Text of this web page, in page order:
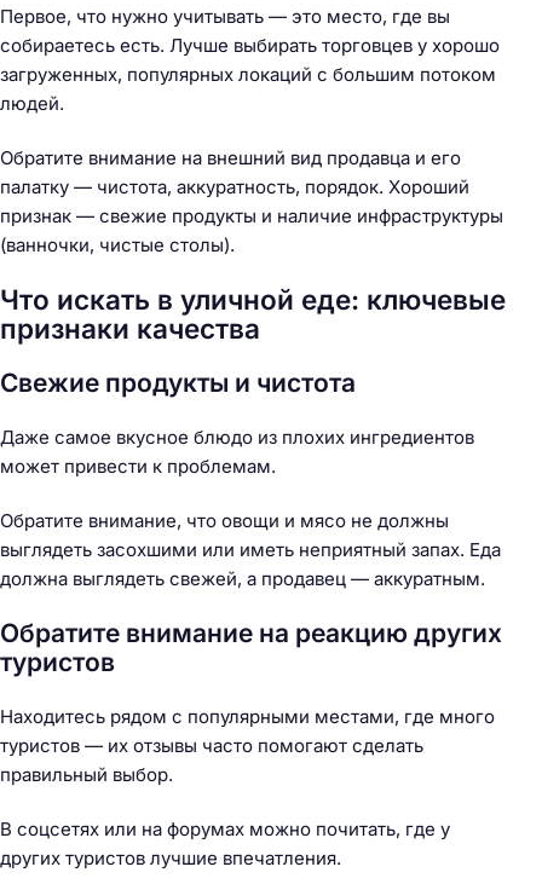
Первое, что нужно учитывать — это место, где вы
собираетесь есть. Лучше выбирать торговцев у хорошо
загруженных, популярных локаций с большим потоком
людей.
Обратите внимание на внешний вид продавца и его
палатку — чистота, аккуратность, порядок. Хороший
признак — свежие продукты и наличие инфраструктуры
(ванночки, чистые столы).
Что искать в уличной еде: ключевые
признаки качества
Свежие продукты и чистота
Даже самое вкусное блюдо из плохих ингредиентов
может привести к проблемам.
Обратите внимание, что овощи и мясо не должны
выглядеть засохшими или иметь неприятный запах. Еда
должна выглядеть свежей, а продавец — аккуратным.
Обратите внимание на реакцию других
туристов
Находитесь рядом с популярными местами, где много
туристов — их отзывы часто помогают сделать
правильный выбор.
В соцсетях или на форумах можно почитать, где у
других туристов лучшие впечатления.